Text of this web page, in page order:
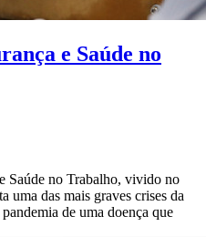
e Saúde no
Saúde no Trabalho, vivido no
uma das mais graves crises da
de uma doença que